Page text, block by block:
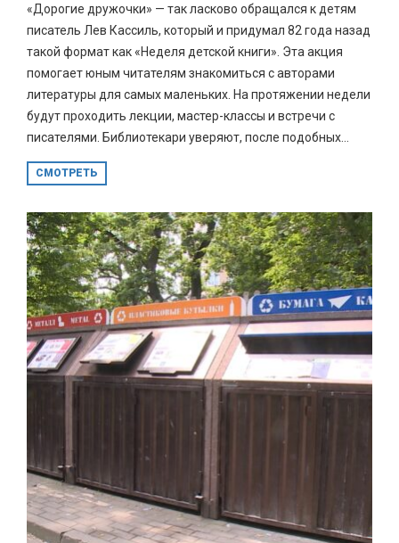
«Дорогие дружочки» — так ласково обращался к детям
писатель Лев Кассиль, который и придумал 82 года назад
такой формат как «Неделя детской книги». Эта акция
помогает юным читателям знакомиться с авторами
литературы для самых маленьких. На протяжении недели
будут проходить лекции, мастер-классы и встречи с
писателями. Библиотекари уверяют, после подобных...
СМОТРЕТЬ